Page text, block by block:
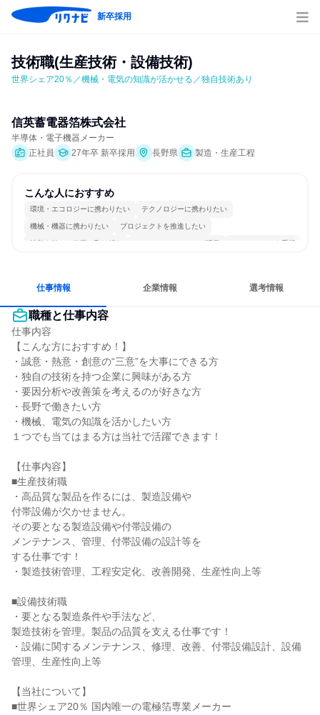
新卒採用
技術職(生産技術・設備技術)
世界シェア20％／機械・電気の知識が活かせる／独自技術あり
信英蓄電器箔株式会社
半導体・電子機器メーカー
正社員
27年卒 新卒採用 長野県 製造・生産工程
こんな人におすすめ
環境・エコロジーに携わりたい テクノロジーに携わりたい
機械・機器に携わりたい プロジェクトを推進したい
情熱を持って仕事に取り組む コミュニケーションが活発 チームワークを重視
仕事情報 企業情報 選考情報
職種と仕事内容
仕事内容
【こんな方におすすめ！】
・誠意・熱意・創意の“三意”を大事にできる方
・独自の技術を持つ企業に興味がある方
・要因分析や改善策を考えるのが好きな方
・長野で働きたい方
・機械、電気の知識を活かしたい方
１つでも当てはまる方は当社で活躍できます！
【仕事内容】
■生産技術職
・高品質な製品を作るには、製造設備や
付帯設備が欠かせません。
その要となる製造設備や付帯設備の
メンテナンス、管理、付帯設備の設計等を
する仕事です！
・製造技術管理、工程安定化、改善開発、生産性向上等
■設備技術職
・要となる製造条件や手法など、
製造技術を管理。製品の品質を支える仕事です！
・設備に関するメンテナンス、修理、改善、付帯設備設計、設備
管理、生産性向上等
【当社について】
■世界シェア20％ 国内唯一の電極箔専業メーカー